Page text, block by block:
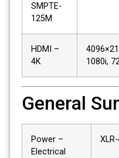
SMPTE-
125M
HDMI –
4K
1080i,
General
Power –
Electrical